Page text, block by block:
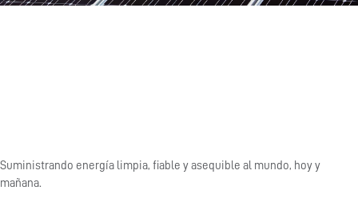
Suministrando energía limpia, fiable y asequible al mundo, hoy y
mañana.